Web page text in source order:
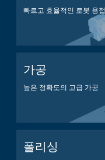
빠르고 효율적인 로봇 용접
용접 애플리케이션
가공
높은 정확도의 고급 가공
가공 애플리케이션
폴리싱